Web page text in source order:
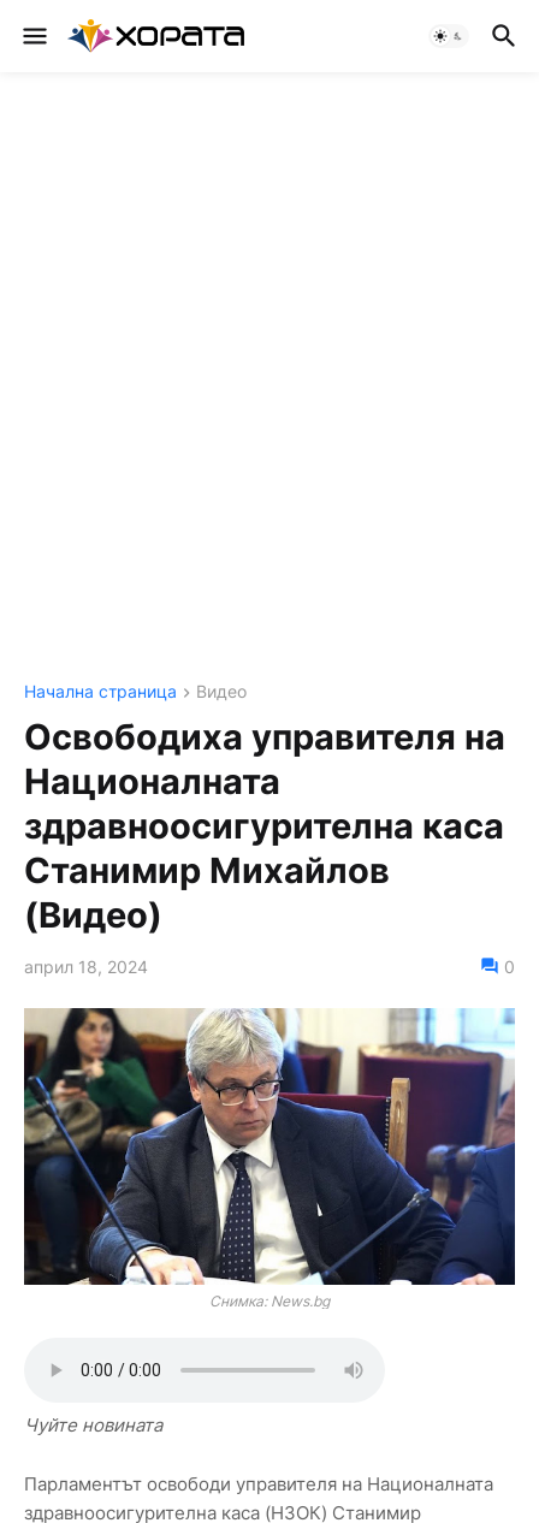
Начална страница Видео
Освободиха управителя на
Националната
здравноосигурителна каса
Станимир Михайлов
(Видео)
април 18, 2024 0
Снимка: News.bg
Чуйте новината
Парламентът освободи управителя на Националната
здравноосигурителна каса (НЗОК) Станимир